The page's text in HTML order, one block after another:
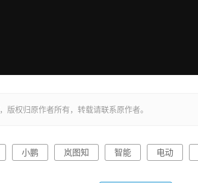
，版权归原作者所有，转载请联系原作者。
小鹏 岚图知 智能 电动